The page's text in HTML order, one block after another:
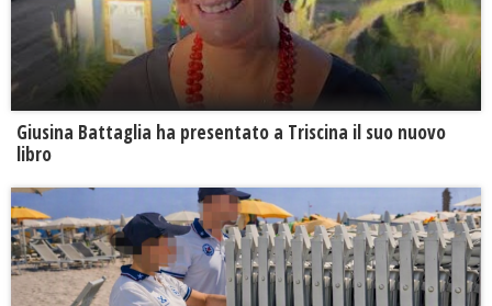
Giusina Battaglia ha presentato a Triscina il suo nuovo
libro